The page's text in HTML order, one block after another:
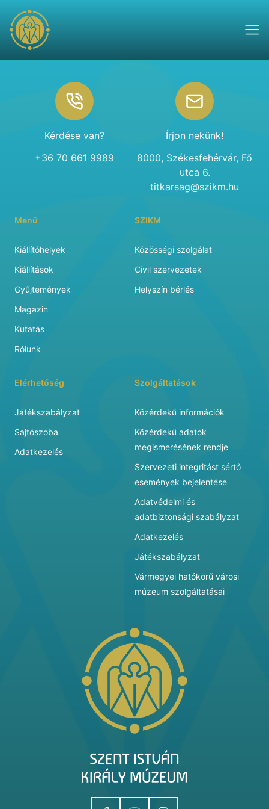
Kérdése van?
+36 70 661 9989
Írjon nekünk!
8000, Székesfehérvár, Fő
utca 6.
titkarsag@szikm.hu
Menü
Kiállítóhelyek
Kiállítások
Gyűjtemények
Magazin
Kutatás
Rólunk
SZIKM
Közösségi szolgálat
Civil szervezetek
Helyszín bérlés
Elérhetőség
Játékszabályzat
Sajtószoba
Adatkezelés
Szolgáltatások
Közérdekű információk
Közérdekű adatok
megismerésének rendje
Szervezeti integritást sértő
események bejelentése
Adatvédelmi és
adatbiztonsági szabályzat
Adatkezelés
Játékszabályzat
Vármegyei hatókörű városi
múzeum szolgáltatásai